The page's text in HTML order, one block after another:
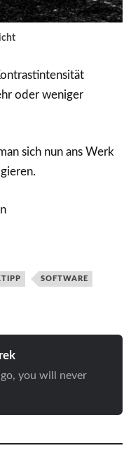
oder weniger
sich nun ans Werk
SOFTWARE
you will never